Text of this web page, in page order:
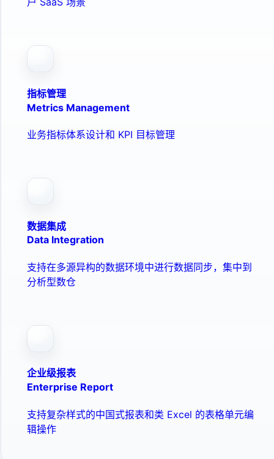
指标管理
Metrics Management
业务指标体系设计和 KPI 目标管理
数据集成
Data Integration
支持在多源异构的数据环境中进行数据同步，集中到
分析型数仓
企业级报表
Enterprise Report
支持复杂样式的中国式报表和类 Excel 的表格单元编
辑操作